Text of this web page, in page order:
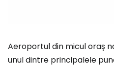
Aeroportul din micul oraș
unul dintre principalele